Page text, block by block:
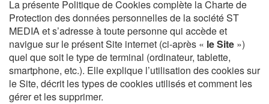
La présente Politique de Cookies complète la Charte de
Protection des données personnelles de la société ST
MEDIA et s’adresse à toute personne qui accède et
navigue sur le présent Site internet (ci-après « le Site »)
quel que soit le type de terminal (ordinateur, tablette,
smartphone, etc.). Elle explique l’utilisation des cookies sur
le Site, décrit les types de cookies utilisés et comment les
gérer et les supprimer.